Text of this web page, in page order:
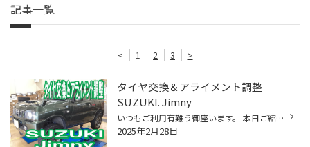
記事一覧
< 1 2 3 >
タイヤ交換＆アライメント調整
SUZUKI. Jimny
いつもご利用有難う御座います。 本日ご紹介はコチラ。 スズキ ジムニー です。 タイヤ交換とアライメント調整をご依頼頂きました。 交換前のタイヤでは いろいろな場所をバリバリ走られていたそうです。 交換タイヤは、 ブリヂストン デューラーA/T001 175/80R16 A/T002が発売となりましたので、 ...
2025年2月28日